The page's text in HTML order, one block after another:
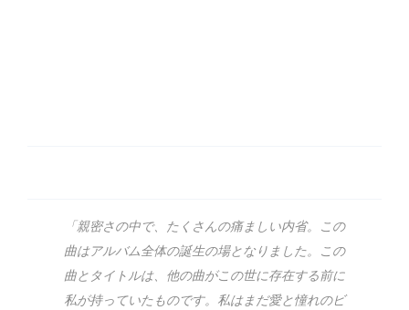
「親密さの中で、たくさんの痛ましい内省。この
曲はアルバム全体の誕生の場となりました。この
曲とタイトルは、他の曲がこの世に存在する前に
私が持っていたものです。私はまだ愛と憧れのビ